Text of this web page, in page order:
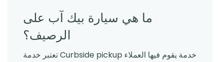
ما هي سيارة بيك آب على
الرصيف؟
تعتبر خدمة Curbside pickup خدمة يقوم فيها العملاء